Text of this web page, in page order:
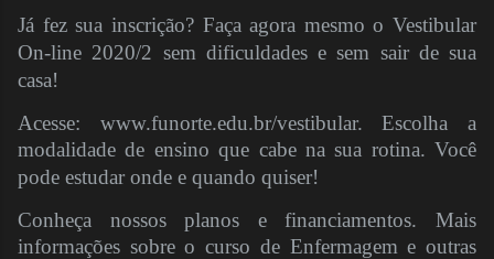
Já fez sua inscrição? Faça agora mesmo o Vestibular
On-line 2020/2 sem dificuldades e sem sair de sua
casa!
Acesse: www.funorte.edu.br/vestibular. Escolha a
modalidade de ensino que cabe na sua rotina. Você
pode estudar onde e quando quiser!
Conheça nossos planos e financiamentos. Mais
informações sobre o curso de Enfermagem e outras